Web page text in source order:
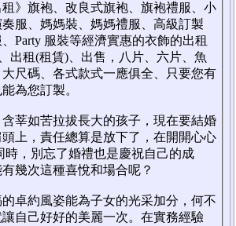
租》旗袍、改良式旗袍、旗袍禮服、小
服、媽媽裝、媽媽禮服、高級訂製
Party 服裝等經濟實惠的衣飾的出租
出租(租賃)、出售，八片、六片、魚
尺碼、各式款式一應俱全、只要您有
為您訂製。
莘如苦拉拔長大的孩子，現在要結婚
上，責任總算是放下了，在開開心心
時，別忘了婚禮也是慶祝自己的成
幾次這種喜悅和場合呢？
卓約風姿能為子女的光采加分，何不
自己好好的美麗一次。在實務經驗